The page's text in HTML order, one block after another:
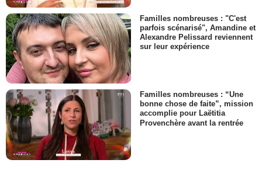
Familles nombreuses : "C'est
parfois scénarisé", Amandine et
Alexandre Pelissard reviennent
sur leur expérience
Familles nombreuses : “Une
bonne chose de faite”, mission
accomplie pour Laëtitia
Provenchère avant la rentrée